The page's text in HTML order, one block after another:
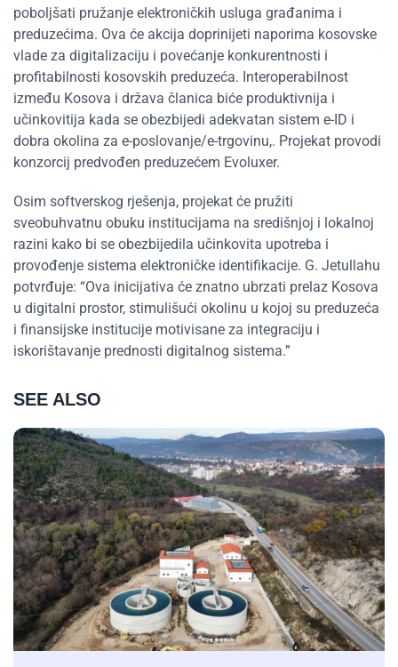
poboljšati pružanje elektroničkih usluga građanima i
preduzećima. Ova će akcija doprinijeti naporima kosovske
vlade za digitalizaciju i povećanje konkurentnosti i
profitabilnosti kosovskih preduzeća. Interoperabilnost
između Kosova i država članica biće produktivnija i
učinkovitija kada se obezbijedi adekvatan sistem e-ID i
dobra okolina za e-poslovanje/e-trgovinu,. Projekat provodi
konzorcij predvođen preduzećem Evoluxer.
Osim softverskog rješenja, projekat će pružiti
sveobuhvatnu obuku institucijama na središnjoj i lokalnoj
razini kako bi se obezbijedila učinkovita upotreba i
provođenje sistema elektroničke identifikacije. G. Jetullahu
potvrđuje: “Ova inicijativa će znatno ubrzati prelaz Kosova
u digitalni prostor, stimulišući okolinu u kojoj su preduzeća
i finansijske institucije motivisane za integraciju i
iskorištavanje prednosti digitalnog sistema.”
SEE ALSO